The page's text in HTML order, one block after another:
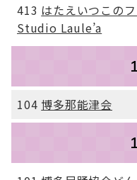
413 はたえいつこの
Studio Laule’a
104 博多那能津会